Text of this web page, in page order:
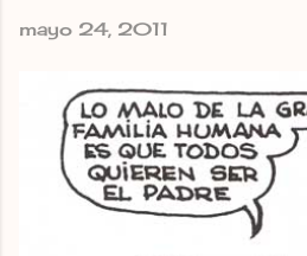
mayo 24, 2011